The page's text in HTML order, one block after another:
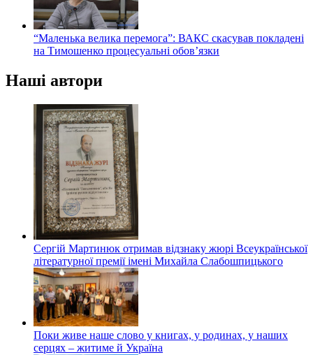
“Маленька велика перемога”: ВАКС скасував покладені
на Тимошенко процесуальні обов’язки
Наші автори
Сергій Мартинюк отримав відзнаку жюрі Всеукраїнської
літературної премії імені Михайла Слабошпицького
Поки живе наше слово у книгах, у родинах, у наших
серцях – житиме й Україна